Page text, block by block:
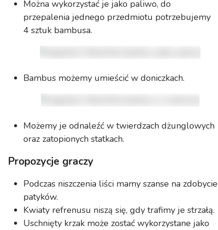
Można wykorzystać je jako paliwo, do
przepalenia jednego przedmiotu potrzebujemy
4 sztuk bambusa.
Bambus możemy umieścić w doniczkach.
Możemy je odnaleźć w twierdzach dżunglowych
oraz zatopionych statkach.
Propozycje graczy
Podczas niszczenia liści mamy szanse na zdobycie
patyków.
Kwiaty refrenusu niszą się, gdy trafimy je strzałą.
Uschnięty krzak może zostać wykorzystane jako